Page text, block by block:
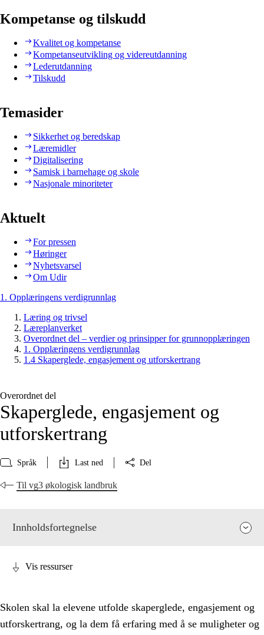
Kompetanse og tilskudd
Kvalitet og kompetanse
Kompetanseutvikling og videreutdanning
Lederutdanning
Tilskudd
Temasider
Sikkerhet og beredskap
Læremidler
Digitalisering
Samisk i barnehage og skole
Nasjonale minoriteter
Aktuelt
For pressen
Høringer
Nyhetsvarsel
Om Udir
1. Opplæringens verdigrunnlag
Læring og trivsel
Læreplanverket
Overordnet del – verdier og prinsipper for grunnopplæringen
1. Opplæringens verdigrunnlag
1.4 Skaperglede, engasjement og utforskertrang
Overordnet del
Skaperglede, engasjement og
utforskertrang
Språk Last ned Del
Til vg3 økologisk landbruk
Innholdsfortegnelse
Vis ressurser
Skolen skal la elevene utfolde skaperglede, engasjement og
utforskertrang, og la dem få erfaring med å se muligheter og